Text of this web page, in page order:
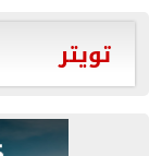
تويتر